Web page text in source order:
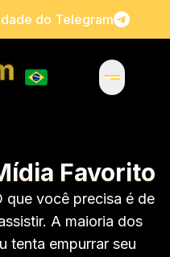
do Telegram
Favorito
que você precisa é de
A maioria dos
tenta empurrar seu